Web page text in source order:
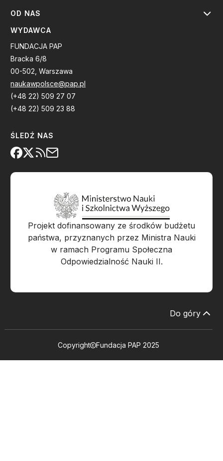
OD NAS
WYDAWCA
FUNDACJA PAP
Bracka 6/8
00-502, Warszawa
naukawpolsce@pap.pl
(+48 22) 509 27 07
(+48 22) 509 23 88
ŚLEDŹ NAS
Projekt dofinansowany ze środków budżetu
państwa, przyznanych przez Ministra Nauki
w ramach Programu Społeczna
Odpowiedzialność Nauki II.
Do góry
Copyright Fundacja PAP 2025